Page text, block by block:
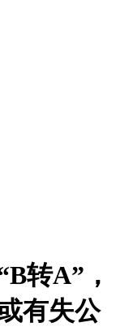
转A”，
有失公